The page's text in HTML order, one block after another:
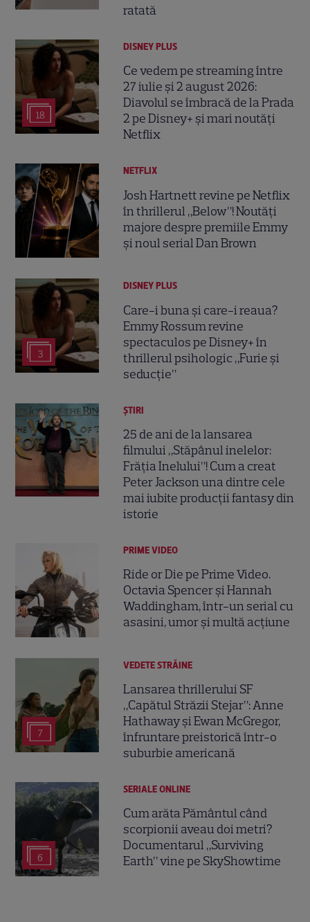
ratată
18
DISNEY PLUS
Ce vedem pe streaming între
27 iulie și 2 august 2026:
Diavolul se îmbracă de la Prada
2 pe Disney+ și mari noutăți
Netflix
NETFLIX
Josh Hartnett revine pe Netflix
în thrillerul „Below”! Noutăți
majore despre premiile Emmy
și noul serial Dan Brown
3
DISNEY PLUS
Care-i buna și care-i reaua?
Emmy Rossum revine
spectaculos pe Disney+ în
thrillerul psihologic „Furie și
seducție”
ȘTIRI
25 de ani de la lansarea
filmului „Stăpânul inelelor:
Frăția Inelului”! Cum a creat
Peter Jackson una dintre cele
mai iubite producții fantasy din
istorie
PRIME VIDEO
Ride or Die pe Prime Video.
Octavia Spencer și Hannah
Waddingham, într-un serial cu
asasini, umor și multă acțiune
7
VEDETE STRĂINE
Lansarea thrillerului SF
„Capătul Străzii Stejar”: Anne
Hathaway și Ewan McGregor,
înfruntare preistorică într-o
suburbie americană
6
SERIALE ONLINE
Cum arăta Pământul când
scorpionii aveau doi metri?
Documentarul „Surviving
Earth” vine pe SkyShowtime